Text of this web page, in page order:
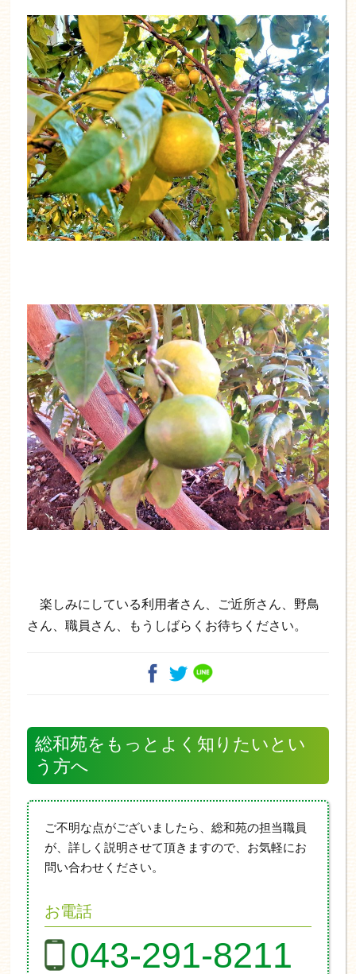
楽しみにしている利用者さん、ご近所さん、野鳥
さん、職員さん、もうしばらくお待ちください。
総和苑をもっとよく知りたいとい
う方へ
ご不明な点がございましたら、総和苑の担当職員
が、詳しく説明させて頂きますので、お気軽にお
問い合わせください。
お電話
043-291-8211